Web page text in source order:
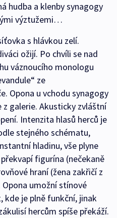
hudba a klenby synagogy
výztužemi…
s hlávkou zelí.
ožijí. Po chvíli se nad
váznoucího monologu
ze
Opona u vchodu synagogy
z galerie. Akusticky zvláštní
Intenzita hlasů herců je
stejného schématu,
hladinu, vše plyne
figurína (nečekaně
hraní (žena zakřičí z
umožní stínové
kde je plně funkční, jinak
hercům spíše překáží.